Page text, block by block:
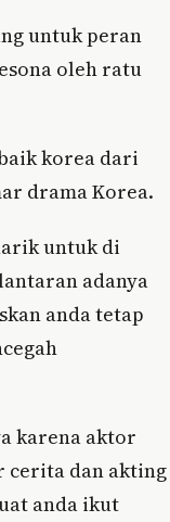
untuk peran
oleh ratu
korea dari
drama Korea.
untuk di
adanya
anda tetap
karena aktor
cerita dan akting
anda ikut